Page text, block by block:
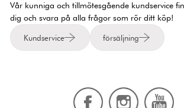
Vår kunniga och tillmötesgående kundservice
dig och svara på alla frågor som rör ditt köp!
Kundservice försäljning